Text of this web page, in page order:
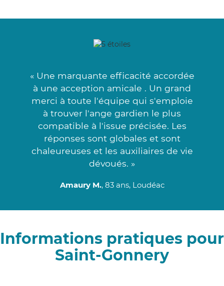
« Une marquante efficacité accordée
à une acception amicale . Un grand
merci à toute l'équipe qui s'emploie
à trouver l'ange gardien le plus
compatible à l'issue précisée. Les
réponses sont globales et sont
chaleureuses et les auxiliaires de vie
dévoués. »
Amaury M., 83 ans, Loudéac
Informations pratiques pour
Saint-Gonnery